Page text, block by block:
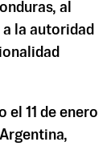
al
la autoridad
el 11 de enero